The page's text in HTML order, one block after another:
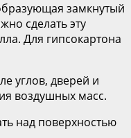
замкнутый
сделать эту
Для гипсокартона
углов, дверей и
воздушных масс.
над поверхностью